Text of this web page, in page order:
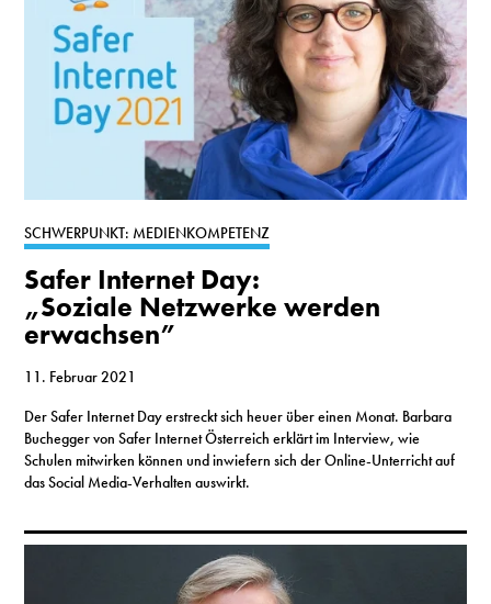
SCHWERPUNKT: MEDIENKOMPETENZ
Safer Internet Day:
„Soziale Netzwerke werden
erwachsen”
11. Februar 2021
Der Safer Internet Day erstreckt sich heuer über einen Monat. Barbara
Buchegger von Safer Internet Österreich erklärt im Interview, wie
Schulen mitwirken können und inwiefern sich der Online-Unterricht auf
das Social Media-Verhalten auswirkt.